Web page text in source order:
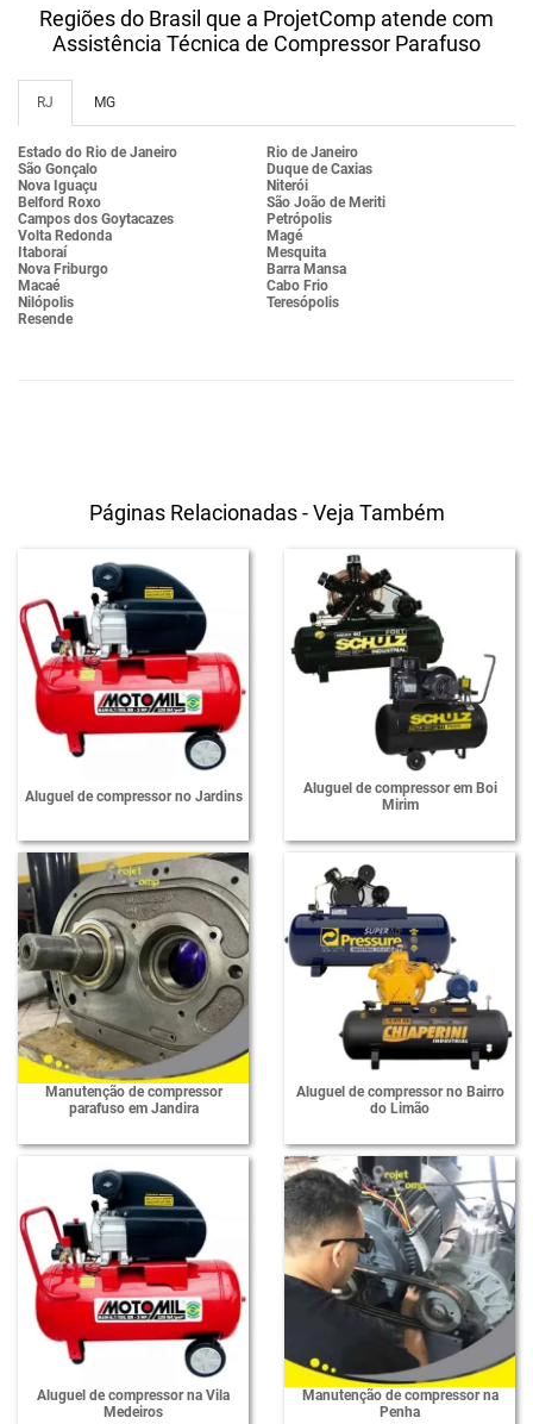
Regiões do Brasil que a ProjetComp atende com
Assistência Técnica de Compressor Parafuso
RJ MG
Estado do Rio de Janeiro
Rio de Janeiro
São Gonçalo
Duque de Caxias
Nova Iguaçu
Niterói
Belford Roxo
São João de Meriti
Campos dos Goytacazes
Petrópolis
Volta Redonda
Magé
Itaboraí
Mesquita
Nova Friburgo
Barra Mansa
Macaé
Cabo Frio
Nilópolis
Teresópolis
Resende
Páginas Relacionadas - Veja Também
Aluguel de compressor no Jardins
Aluguel de compressor em Boi
Mirim
Manutenção de compressor
parafuso em Jandira
Aluguel de compressor no Bairro
do Limão
Aluguel de compressor na Vila
Medeiros
Manutenção de compressor na
Penha